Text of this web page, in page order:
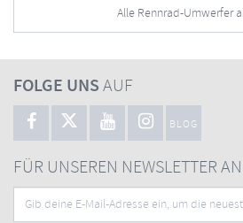
Alle Rennrad-Umwerfer
FOLGE UNSAUF
BLOG
FÜR UNSEREN NEWSLETTER